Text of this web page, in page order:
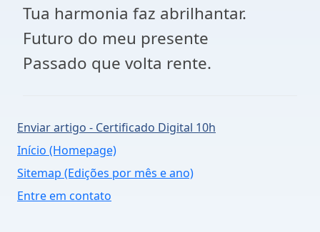
Tua harmonia faz abrilhantar.
Futuro do meu presente
Passado que volta rente.
Enviar artigo - Certificado Digital 10h
Início (Homepage)
Sitemap (Edições por mês e ano)
Entre em contato